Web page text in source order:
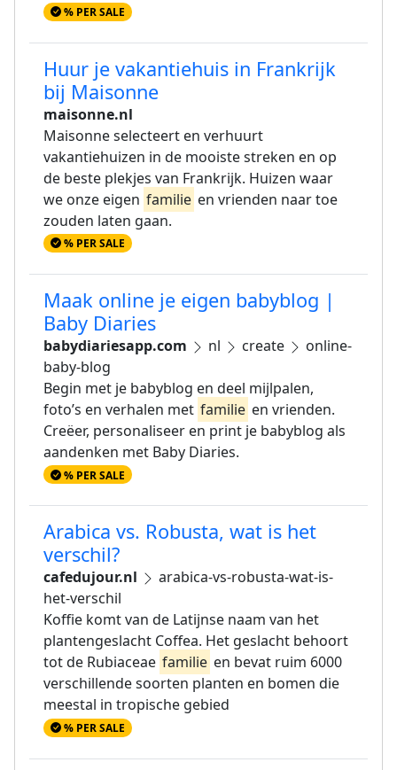
% PER SALE
Huur je vakantiehuis in Frankrijk
bij Maisonne
maisonne.nl
Maisonne selecteert en verhuurt
vakantiehuizen in de mooiste streken en op
de beste plekjes van Frankrijk. Huizen waar
we onze eigen familie en vrienden naar toe
zouden laten gaan.
% PER SALE
Maak online je eigen babyblog |
Baby Diaries
babydiariesapp.com nl create
online-
baby-blog
Begin met je babyblog en deel mijlpalen,
foto’s en verhalen met familie en vrienden.
Creëer, personaliseer en print je babyblog als
aandenken met Baby Diaries.
% PER SALE
Arabica vs. Robusta, wat is het
verschil?
cafedujour.nl
arabica-vs-robusta-wat-is-
het-verschil
Koffie komt van de Latijnse naam van het
plantengeslacht Coffea. Het geslacht behoort
tot de Rubiaceae familie en bevat ruim 6000
verschillende soorten planten en bomen die
meestal in tropische gebied
% PER SALE